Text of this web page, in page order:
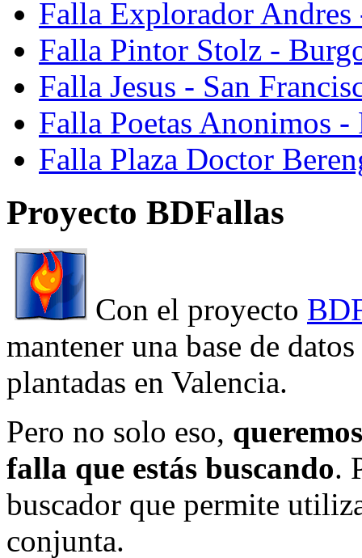
Falla Explorador Andres
Falla Pintor Stolz -
Falla Jesus - San
Falla Poetas Anonimos
Falla Plaza Doctor
Proyecto BDFallas
Con el proyecto
mantener una base de
plantadas en Valencia.
Pero no solo eso,
falla que estás buscando.
buscador que permite
conjunta.